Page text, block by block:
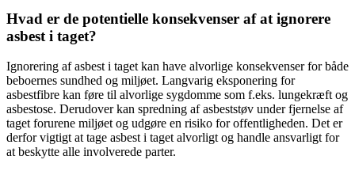
Hvad er de potentielle konsekvenser af at ignorere
asbest i taget?
Ignorering af asbest i taget kan have alvorlige konsekvenser for både
beboernes sundhed og miljøet. Langvarig eksponering for
asbestfibre kan føre til alvorlige sygdomme som f.eks. lungekræft og
asbestose. Derudover kan spredning af asbeststøv under fjernelse af
taget forurene miljøet og udgøre en risiko for offentligheden. Det er
derfor vigtigt at tage asbest i taget alvorligt og handle ansvarligt for
at beskytte alle involverede parter.